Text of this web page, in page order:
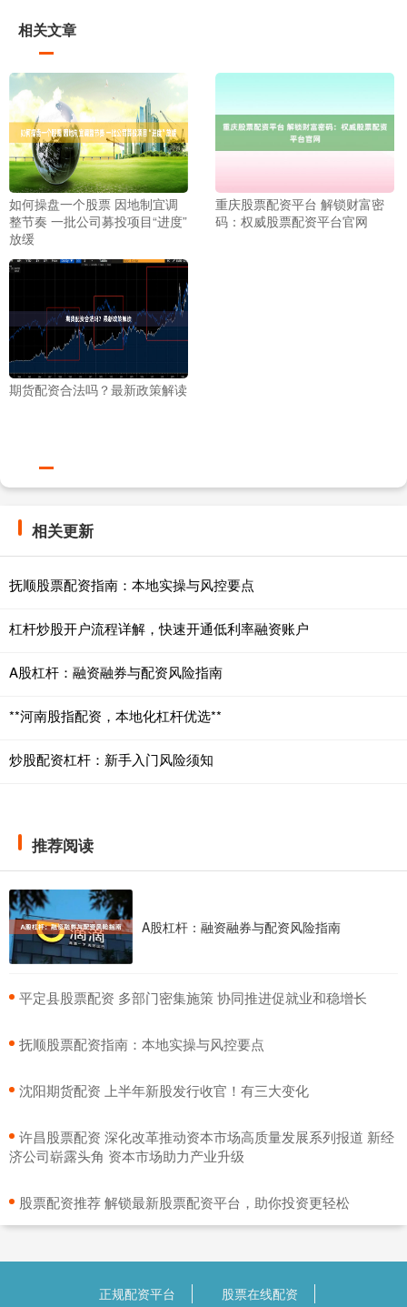
相关文章
如何操盘一个股票 因地制宜调
整节奏 一批公司募投项目“进度”
放缓
重庆股票配资平台 解锁财富密
码：权威股票配资平台官网
期货配资合法吗？最新政策解读
相关更新
抚顺股票配资指南：本地实操与风控要点
杠杆炒股开户流程详解，快速开通低利率融资账户
A股杠杆：融资融券与配资风险指南
**河南股指配资，本地化杠杆优选**
炒股配资杠杆：新手入门风险须知
推荐阅读
A股杠杆：融资融券与配资风险指南
​平定县股票配资 多部门密集施策 协同推进促就业和稳增长
​抚顺股票配资指南：本地实操与风控要点
​沈阳期货配资 上半年新股发行收官！有三大变化
​许昌股票配资 深化改革推动资本市场高质量发展系列报道 新经
济公司崭露头角 资本市场助力产业升级
​股票配资推荐 解锁最新股票配资平台，助你投资更轻松
正规配资平台 股票在线配资